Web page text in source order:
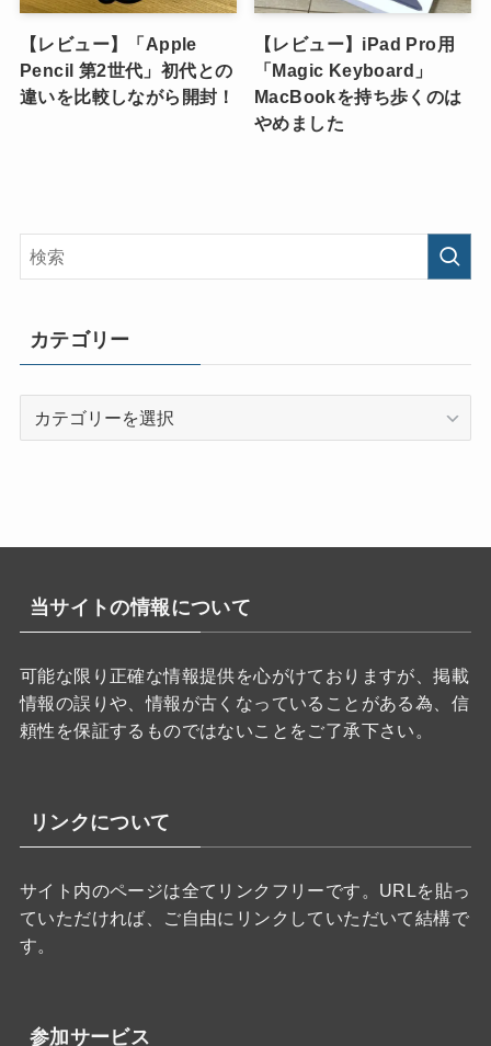
【レビュー】「Apple
Pencil 第2世代」初代との
違いを比較しながら開封！
【レビュー】iPad Pro用
「Magic Keyboard」
MacBookを持ち歩くのは
やめました
カテゴリー
当サイトの情報について
可能な限り正確な情報提供を心がけておりますが、掲載
情報の誤りや、情報が古くなっていることがある為、信
頼性を保証するものではないことをご了承下さい。
リンクについて
サイト内のページは全てリンクフリーです。URLを貼っ
ていただければ、ご自由にリンクしていただいて結構で
す。
参加サービス